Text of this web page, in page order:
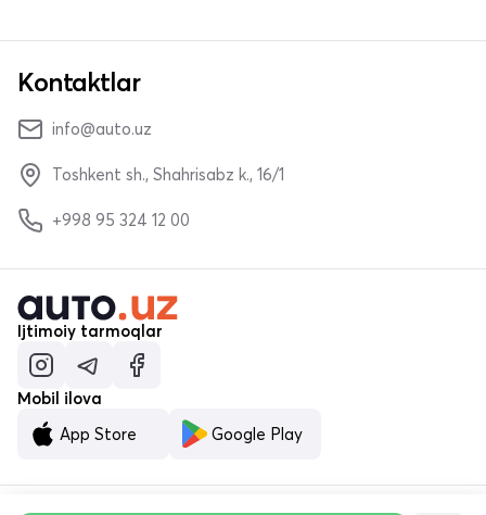
Kontaktlar
info@auto.uz
Toshkent sh., Shahrisabz k., 16/1
+998 95 324 12 00
Ijtimoiy tarmoqlar
Mobil ilova
App Store
Google Play